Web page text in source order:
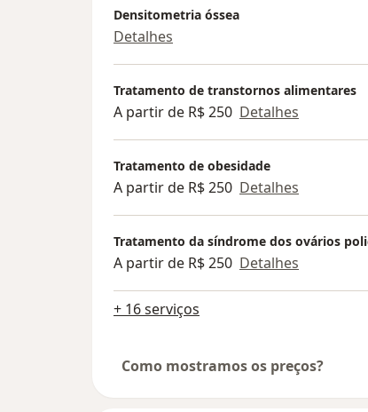
Densitometria óssea
Detalhes
Tratamento de transtornos alimentares
A partir de R$ 250 Detalhes
Tratamento de obesidade
A partir de R$ 250 Detalhes
Tratamento da síndrome dos ovários
A partir de R$ 250 Detalhes
+ 16 serviços
Como mostramos os preços?